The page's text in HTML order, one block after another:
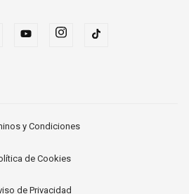
y Condiciones
de Cookies
de Privacidad